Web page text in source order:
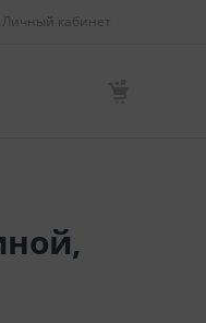
Личный кабинет